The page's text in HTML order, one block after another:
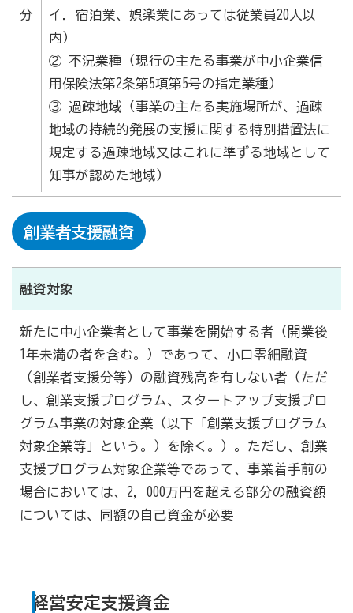
分
イ．宿泊業、娯楽業にあっては従業員20人以
内）
② 不況業種（現行の主たる事業が中小企業信
用保険法第2条第5項第5号の指定業種）
③ 過疎地域（事業の主たる実施場所が、過疎
地域の持続的発展の支援に関する特別措置法に
規定する過疎地域又はこれに準ずる地域として
知事が認めた地域）
創業者支援融資
融資対象
新たに中小企業者として事業を開始する者（開業後
1年未満の者を含む。）であって、小口零細融資
（創業者支援分等）の融資残高を有しない者（ただ
し、創業支援プログラム、スタートアップ支援プロ
グラム事業の対象企業（以下「創業支援プログラム
対象企業等」という。）を除く。）。ただし、創業
支援プログラム対象企業等であって、事業着手前の
場合においては、2，000万円を超える部分の融資額
については、同額の自己資金が必要
経営安定支援資金